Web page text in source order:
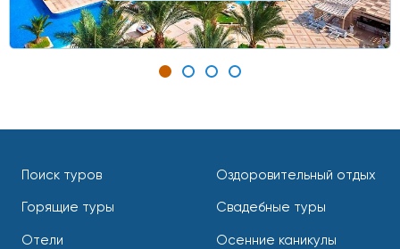
Поиск туров
Горящие туры
Отели
Оздоровительный отдых
Свадебные туры
Осенние каникулы